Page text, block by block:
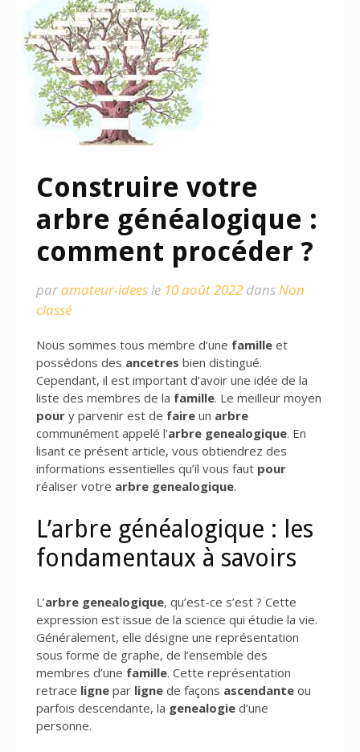
Construire votre
arbre généalogique :
comment procéder ?
paramateur-ideesle 10 août 2022 dansNon
classé
Nous sommes tous membre d’une famille et
possédons des ancetres bien distingué.
Cependant, il est important d’avoir une idée de la
liste des membres de la famille. Le meilleur moyen
pour y parvenir est de faire un arbre
communément appelé l’arbre genealogique. En
lisant ce présent article, vous obtiendrez des
informations essentielles qu’il vous faut pour
réaliser votre arbre genealogique.
L’arbre généalogique : les
fondamentaux à savoirs
L’arbre genealogique, qu’est-ce s’est ? Cette
expression est issue de la science qui étudie la vie.
Généralement, elle désigne une représentation
sous forme de graphe, de l’ensemble des
membres d’une famille. Cette représentation
retrace ligne par ligne de façons ascendante ou
parfois descendante, la genealogie d’une
personne.